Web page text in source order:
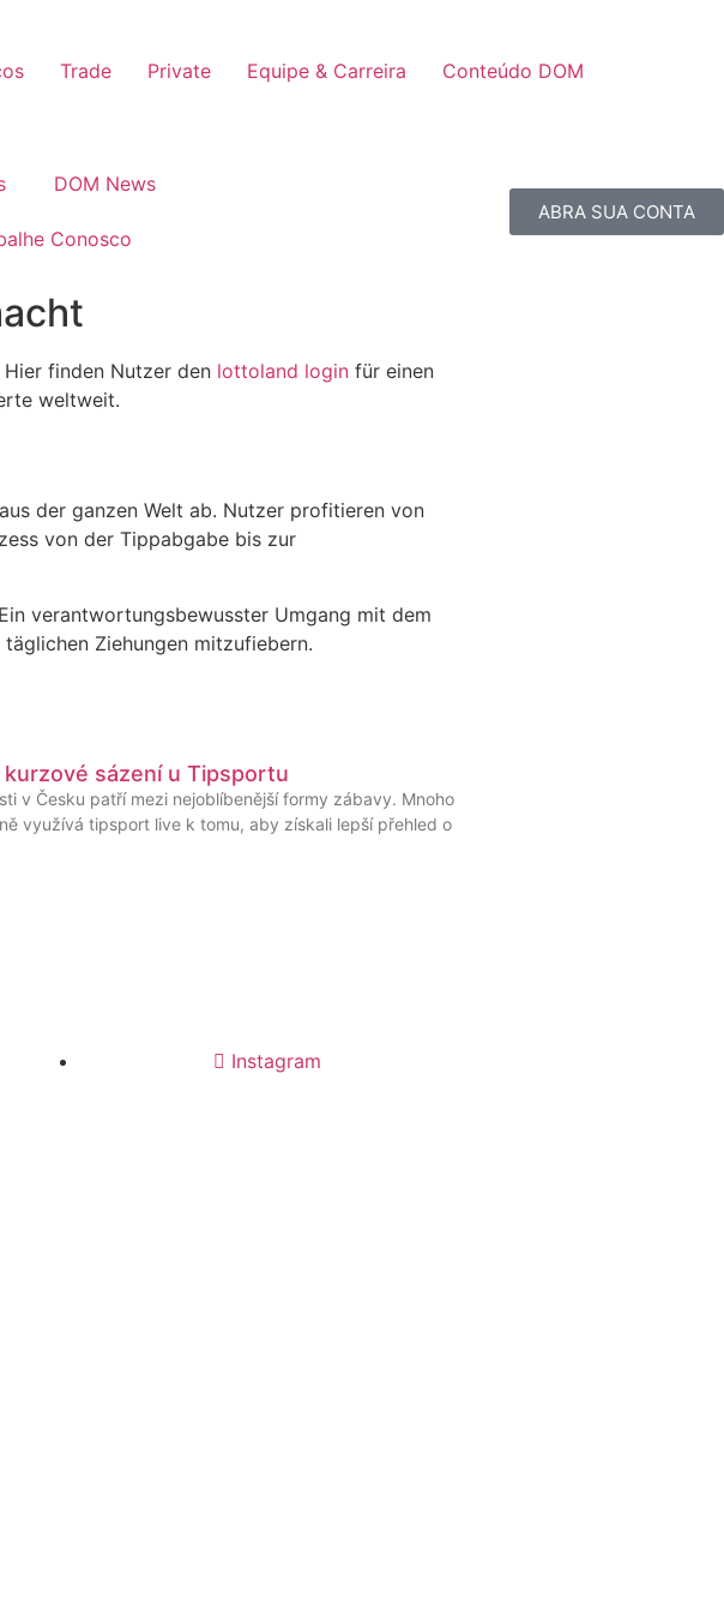
Trade Private Equipe & Carreira Conteúdo DOM
DOM News
Conosco
ABRA SUA CONTA
finden Nutzer den lottoland login für einen
weltweit.
der ganzen Welt ab. Nutzer profitieren von
von der Tippabgabe bis zur
verantwortungsbewusster Umgang mit dem
Ziehungen mitzufiebern.
sázení u Tipsportu
v Česku patří mezi nejoblíbenější formy zábavy. Mnoho
využívá tipsport live k tomu, aby získali lepší přehled o
Instagram